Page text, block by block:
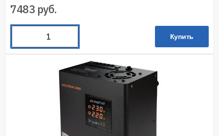
7483 руб.
Купить